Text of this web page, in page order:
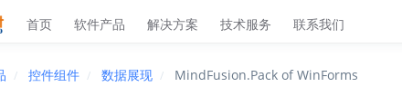
首页 软件产品 解决方案 技术服务 联系我们
控件组件 数据展现 MindFusion.Pack of WinForms